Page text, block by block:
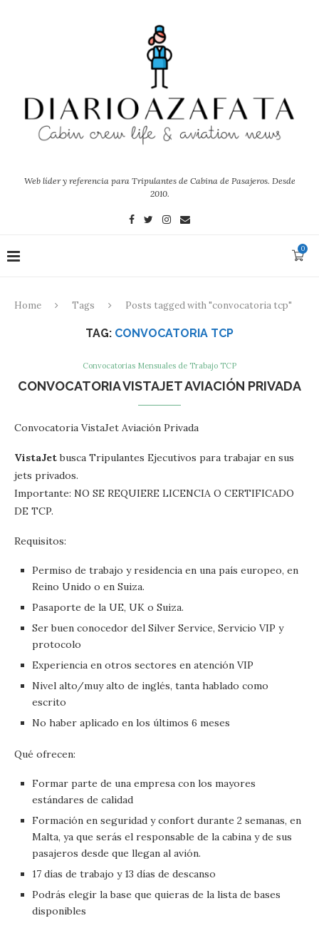
Web líder y referencia para Tripulantes de Cabina de Pasajeros. Desde
2010.
0
Home Tags Posts tagged with "convocatoria tcp"
TAG: CONVOCATORIA TCP
Convocatorias Mensuales de Trabajo TCP
CONVOCATORIA VISTAJET AVIACIÓN PRIVADA
Convocatoria VistaJet Aviación Privada
VistaJetbusca Tripulantes Ejecutivos para trabajar en sus
jets privados.
Importante: NO SE REQUIERE LICENCIA O CERTIFICADO
DE TCP.
Requisitos:
Permiso de trabajo y residencia en una país europeo, en
Reino Unido o en Suiza.
Pasaporte de la UE, UK o Suiza.
Ser buen conocedor del Silver Service, Servicio VIP y
protocolo
Experiencia en otros sectores en atención VIP
Nivel alto/muy alto de inglés, tanta hablado como
escrito
No haber aplicado en los últimos 6 meses
Qué ofrecen:
Formar parte de una empresa con los mayores
estándares de calidad
Formación en seguridad y confort durante 2 semanas, en
Malta, ya que serás el responsable de la cabina y de sus
pasajeros desde que llegan al avión.
17 días de trabajo y 13 días de descanso
Podrás elegir la base que quieras de la lista de bases
disponibles